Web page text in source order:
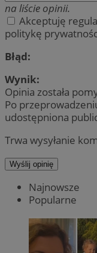
na liście opinii.
Akceptuję
politykę
Błąd:
Wynik:
Opinia została
Po
udostępniona
Trwa wysyłanie
Wyślij opinię
Najnowsze
Popularne